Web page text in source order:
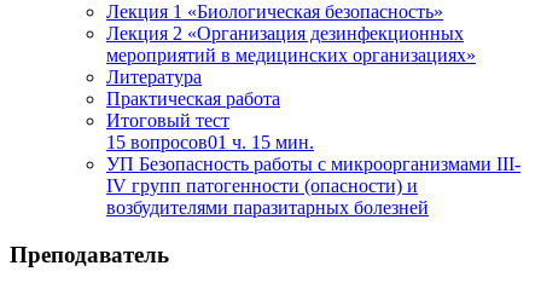
Лекция 1 «Биологическая безопасность»
Лекция 2 «Организация дезинфекционных
мероприятий в медицинских организациях»
Литература
Практическая работа
Итоговый тест
15 вопросов01 ч. 15 мин.
УП Безопасность работы с микроорганизмами III-
IV групп патогенности (опасности) и
возбудителями паразитарных болезней
Преподаватель